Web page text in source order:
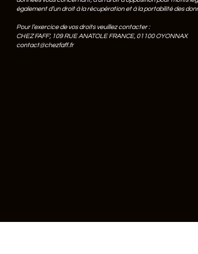
également d’un droit à la récupération et à la portabilité des
Pour l’exercice de vos droits veuillez contacter :
CHEZ FAFF', 109 RUE ANATOLE FRANCE, 01100 OYONNAX
contact@chezfaff.fr